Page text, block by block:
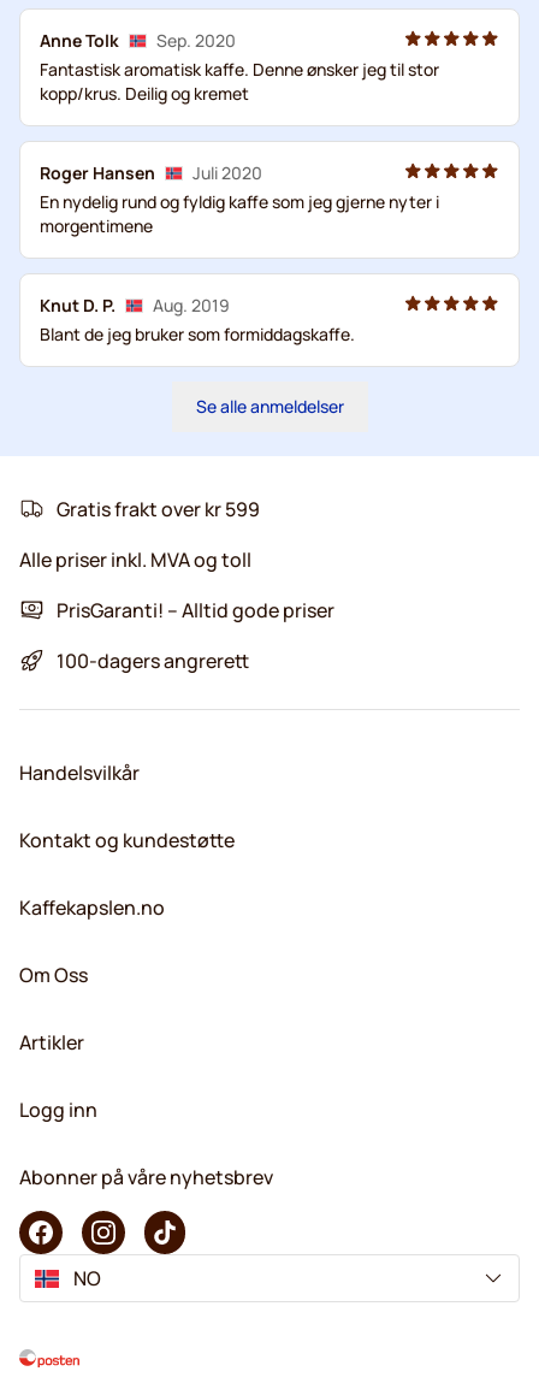
Anne Tolk
Sep. 2020
Fantastisk aromatisk kaffe. Denne ønsker jeg til stor
kopp/krus. Deilig og kremet
Roger Hansen
Juli 2020
En nydelig rund og fyldig kaffe som jeg gjerne nyter i
morgentimene
Knut D. P.
Aug. 2019
Blant de jeg bruker som formiddagskaffe.
Se alle anmeldelser
Gratis frakt over kr 599
Alle priser inkl. MVA og toll
PrisGaranti! – Alltid gode priser
100-dagers angrerett
Handelsvilkår
Kontakt og kundestøtte
Kaffekapslen.no
Om Oss
Artikler
Logg inn
Abonner på våre nyhetsbrev
NO